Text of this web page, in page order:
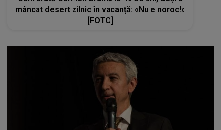
mâncat desert zilnic în vacanță: «Nu e noroc!»
[FOTO]